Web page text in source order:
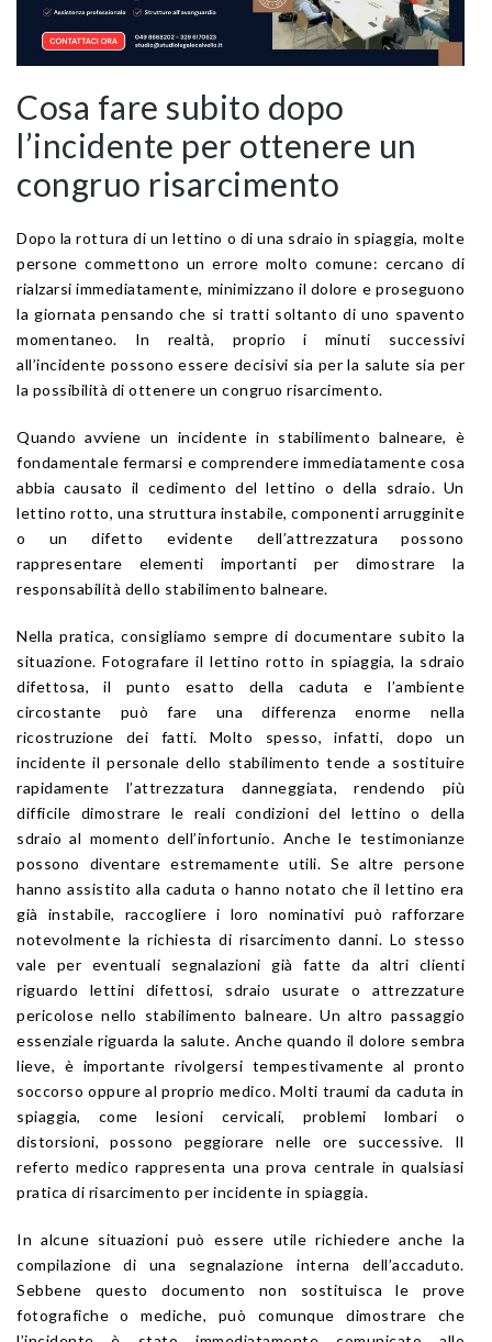
Cosa fare subito dopo
l’incidente per ottenere un
congruo risarcimento
Dopo la rottura di un lettino o di una sdraio in spiaggia, molte
persone commettono un errore molto comune: cercano di
rialzarsi immediatamente, minimizzano il dolore e proseguono
la giornata pensando che si tratti soltanto di uno spavento
momentaneo. In realtà, proprio i minuti successivi
all’incidente possono essere decisivi sia per la salute sia per
la possibilità di ottenere un congruo risarcimento.
Quando avviene un incidente in stabilimento balneare, è
fondamentale fermarsi e comprendere immediatamente cosa
abbia causato il cedimento del lettino o della sdraio. Un
lettino rotto, una struttura instabile, componenti arrugginite
o un difetto evidente dell’attrezzatura possono
rappresentare elementi importanti per dimostrare la
responsabilità dello stabilimento balneare.
Nella pratica, consigliamo sempre di documentare subito la
situazione. Fotografare il lettino rotto in spiaggia, la sdraio
difettosa, il punto esatto della caduta e l’ambiente
circostante può fare una differenza enorme nella
ricostruzione dei fatti. Molto spesso, infatti, dopo un
incidente il personale dello stabilimento tende a sostituire
rapidamente l’attrezzatura danneggiata, rendendo più
difficile dimostrare le reali condizioni del lettino o della
sdraio al momento dell’infortunio. Anche le testimonianze
possono diventare estremamente utili. Se altre persone
hanno assistito alla caduta o hanno notato che il lettino era
già instabile, raccogliere i loro nominativi può rafforzare
notevolmente la richiesta di risarcimento danni. Lo stesso
vale per eventuali segnalazioni già fatte da altri clienti
riguardo lettini difettosi, sdraio usurate o attrezzature
pericolose nello stabilimento balneare. Un altro passaggio
essenziale riguarda la salute. Anche quando il dolore sembra
lieve, è importante rivolgersi tempestivamente al pronto
soccorso oppure al proprio medico. Molti traumi da caduta in
spiaggia, come lesioni cervicali, problemi lombari o
distorsioni, possono peggiorare nelle ore successive. Il
referto medico rappresenta una prova centrale in qualsiasi
pratica di risarcimento per incidente in spiaggia.
In alcune situazioni può essere utile richiedere anche la
compilazione di una segnalazione interna dell’accaduto.
Sebbene questo documento non sostituisca le prove
fotografiche o mediche, può comunque dimostrare che